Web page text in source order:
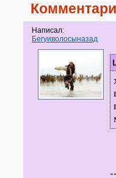
Написал:
Бегуиволосыназад